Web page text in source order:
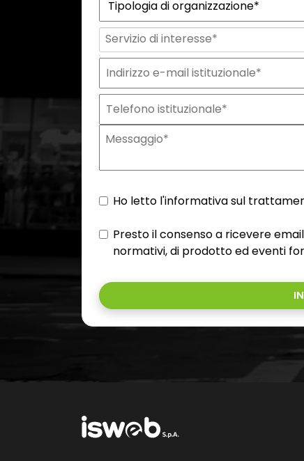
Ho letto l'informativa sul
Presto il consenso a ricevere
normativi, di prodotto ed eventi